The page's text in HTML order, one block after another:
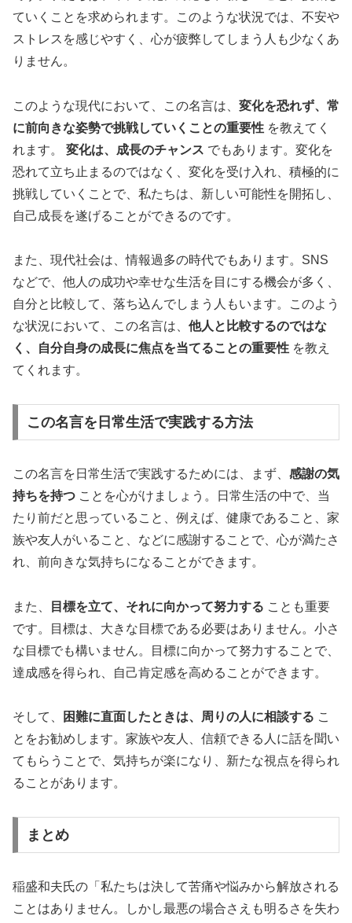
ていくことを求められます。このような状況では、不安や
ストレスを感じやすく、心が疲弊してしまう人も少なくあ
りません。
このような現代において、この名言は、 変化を恐れず、常
に前向きな姿勢で挑戦していくことの重要性 を教えてく
れます。 変化は、成長のチャンス でもあります。変化を
恐れて立ち止まるのではなく、変化を受け入れ、積極的に
挑戦していくことで、私たちは、新しい可能性を開拓し、
自己成長を遂げることができるのです。
また、現代社会は、情報過多の時代でもあります。SNS
などで、他人の成功や幸せな生活を目にする機会が多く、
自分と比較して、落ち込んでしまう人もいます。このよう
な状況において、この名言は、 他人と比較するのではな
く、自分自身の成長に焦点を当てることの重要性 を教え
てくれます。
この名言を日常生活で実践する方法
この名言を日常生活で実践するためには、まず、 感謝の気
持ちを持つ ことを心がけましょう。日常生活の中で、当
たり前だと思っていること、例えば、健康であること、家
族や友人がいること、などに感謝することで、心が満たさ
れ、前向きな気持ちになることができます。
また、 目標を立て、それに向かって努力する ことも重要
です。目標は、大きな目標である必要はありません。小さ
な目標でも構いません。目標に向かって努力することで、
達成感を得られ、自己肯定感を高めることができます。
そして、 困難に直面したときは、周りの人に相談する こ
とをお勧めします。家族や友人、信頼できる人に話を聞い
てもらうことで、気持ちが楽になり、新たな視点を得られ
ることがあります。
まとめ
稲盛和夫氏の「私たちは決して苦痛や悩みから解放される
ことはありません。しかし最悪の場合さえも明るさを失わ